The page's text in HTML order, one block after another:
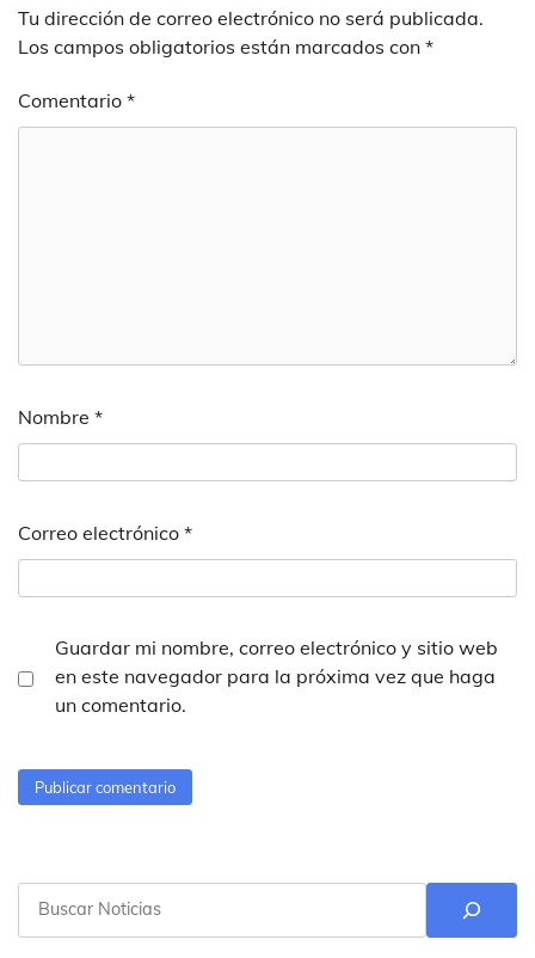
Tu dirección de correo electrónico no será publicada.
Los campos obligatorios están marcados con *
Comentario *
Nombre *
Correo electrónico *
Guardar mi nombre, correo electrónico y sitio web
en este navegador para la próxima vez que haga
un comentario.